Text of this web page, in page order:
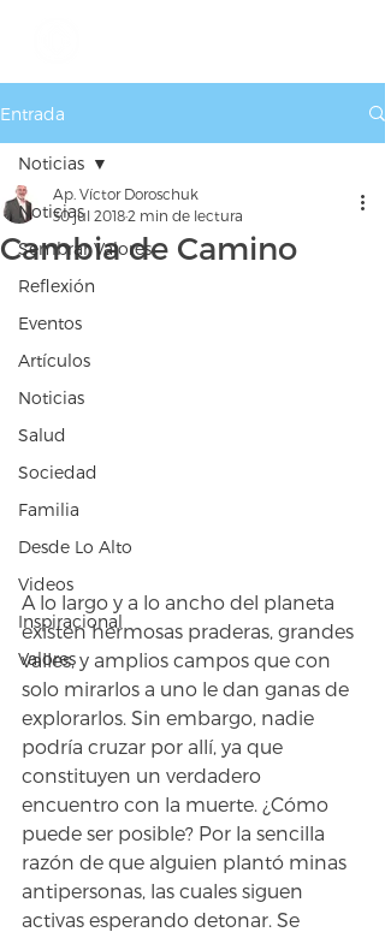
Entrada
Noticias
Sembrar Valores
Reflexión
Eventos
Artículos
Noticias
Salud
Sociedad
Familia
Desde Lo Alto
Videos
Inspiracional
Valores
Noticias
Cambia de Camino
Ap. Víctor Doroschuk
30 jul 20182 min de lectura
A lo largo y a lo ancho del planeta
existen hermosas praderas, grandes
valles, y amplios campos que con
solo mirarlos a uno le dan ganas de
explorarlos. Sin embargo, nadie
podría cruzar por allí, ya que
constituyen un verdadero
encuentro con la muerte. ¿Cómo
puede ser posible? Por la sencilla
razón de que alguien plantó minas
antipersonas, las cuales siguen
activas esperando detonar. Se